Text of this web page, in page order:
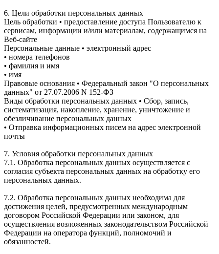
6. Цели обработки персональных данных
Цель обработки • предоставление доступа Пользователю к
сервисам, информации и/или материалам, содержащимся на
Веб-сайте
Персональные данные • электронный адрес
• номера телефонов
• фамилия и имя
• имя
Правовые основания • Федеральный закон "О персональных
данных" от 27.07.2006 N 152-ФЗ
Виды обработки персональных данных • Сбор, запись,
систематизация, накопление, хранение, уничтожение и
обезличивание персональных данных
• Отправка информационных писем на адрес электронной
почты
7. Условия обработки персональных данных
7.1. Обработка персональных данных осуществляется с
согласия субъекта персональных данных на обработку его
персональных данных.
7.2. Обработка персональных данных необходима для
достижения целей, предусмотренных международным
договором Российской Федерации или законом, для
осуществления возложенных законодательством Российской
Федерации на оператора функций, полномочий и
обязанностей.